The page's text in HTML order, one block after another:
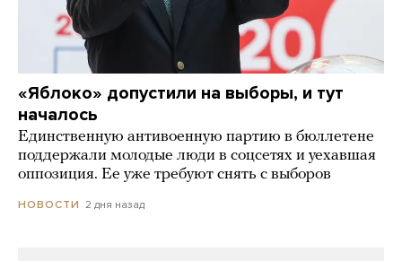
«Яблоко» допустили на выборы, и тут
началось
Единственную антивоенную партию в бюллетене
поддержали молодые люди в соцсетях и уехавшая
оппозиция. Ее уже требуют снять с выборов
НОВОСТИ 2 дня назад